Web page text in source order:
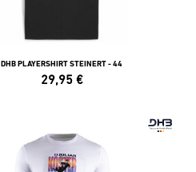
DHB PLAYERSHIRT STEINERT - 44
29,95 €